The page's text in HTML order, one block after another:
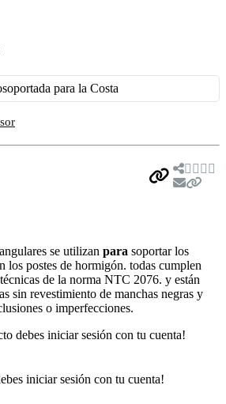
para la Costa
angulares se utilizan para soportar los
los postes de hormigón. todas cumplen
de la norma NTC 2076. y están
sin revestimiento de manchas negras y
o imperfecciones.
debes iniciar sesión con tu cuenta!
iniciar sesión con tu cuenta!